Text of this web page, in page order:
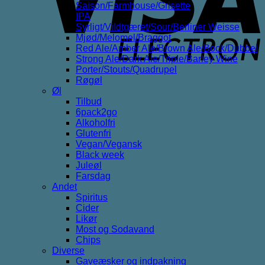
Saison/Farmhouse/Grisette
IPA
Syrligt/Vildtgæret/Sour/Berliner Weisse
Mjød/Melomel/Braggot
Red Ale/Amber Ale/Brown Ale/Bock/Dubbel
Strong Ale/Dark Ale/Triple/Barley Wine
Porter/Stouts/Quadrupel
Røgøl
Øl
Tilbud
6pack2go
Alkoholfri
Glutenfri
Vegan/Vegansk
Black week
Juleøl
Farsdag
Andet
Spiritus
Cider
Likør
Most og Sodavand
Chips
Diverse
Gaveæsker og indpakning